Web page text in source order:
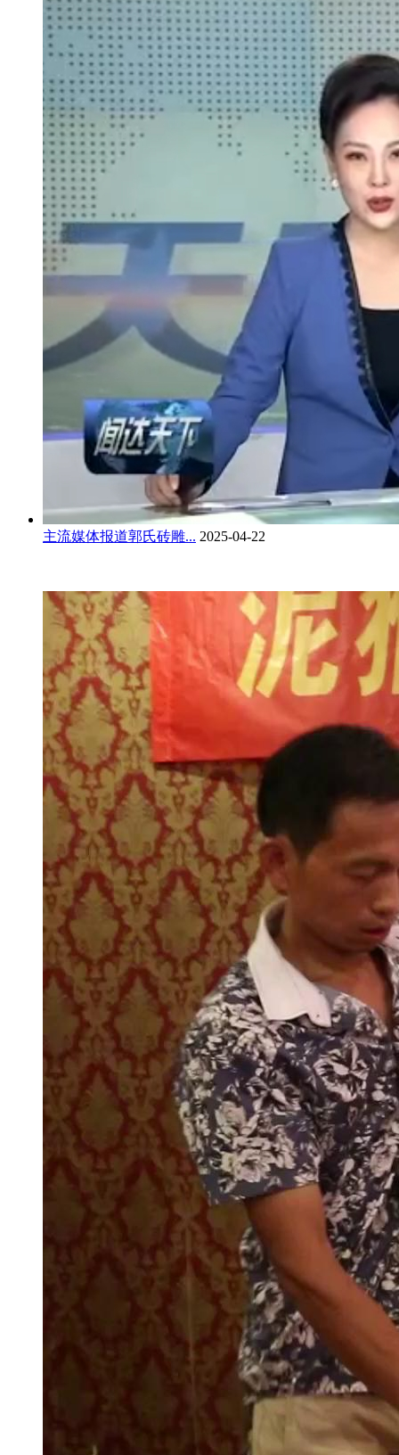
主流媒体报道郭氏砖雕... 2025-04-22